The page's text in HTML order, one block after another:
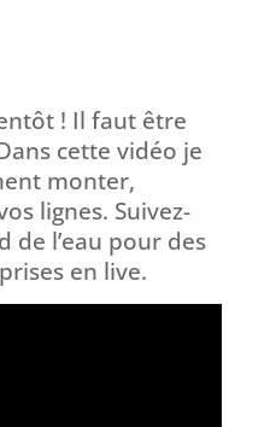
! Il faut être
cette vidéo je
monter,
lignes. Suivez-
de l’eau pour des
en live.